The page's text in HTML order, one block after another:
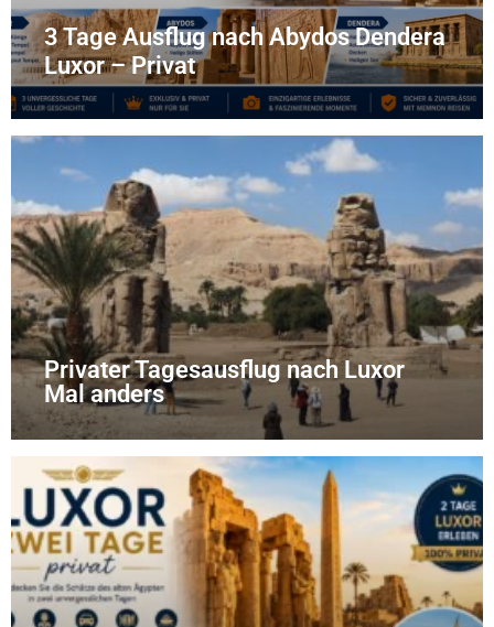
3 Tage Ausflug nach Abydos Dendera
Luxor – Privat
Privater Tagesausflug nach Luxor
Mal anders